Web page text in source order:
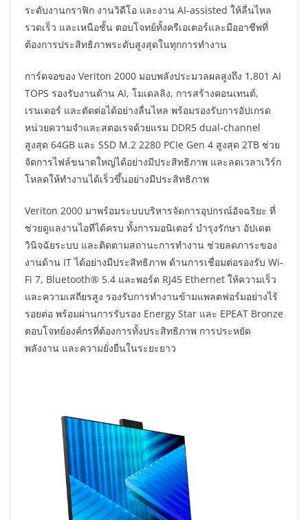
ระดับงานกราฟิก งานวิดีโอ และงาน AI-assisted ให้ลื่นไหล
รวดเร็ว และเหนือชั้น ตอบโจทย์ทั้งครีเอเตอร์และมืออาชีพที่
ต้องการประสิทธิภาพระดับสูงสุดในทุกการทำงาน
การ์ดจอของ Veriton 2000 มอบพลังประมวลผลสูงถึง 1,801 AI
TOPS รองรับงานด้าน AI, โมเดลลิง, การสร้างคอนเทนต์,
เรนเดอร์ และตัดต่อได้อย่างลื่นไหล พร้อมรองรับการอัปเกรด
หน่วยความจำและสตอเรจด้วยแรม DDR5 dual-channel
สูงสุด 64GB และ SSD M.2 2280 PCIe Gen 4 สูงสุด 2TB ช่วย
จัดการไฟล์ขนาดใหญ่ได้อย่างมีประสิทธิภาพ และลดเวลาเวิร์ก
โหลดให้ทำงานได้เร็วขึ้นอย่างมีประสิทธิภาพ
Veriton 2000 มาพร้อมระบบบริหารจัดการอุปกรณ์อัจฉริยะ ที่
ช่วยดูแลงานไอทีได้ครบ ทั้งการมอนิเตอร์ บำรุงรักษา อัปเดต
วินิจฉัยระบบ และติดตามสถานะการทำงาน ช่วยลดภาระของ
งานด้าน IT ได้อย่างมีประสิทธิภาพ ด้านการเชื่อมต่อรองรับ Wi-
Fi 7, Bluetooth® 5.4 และพอร์ต RJ45 Ethernet ให้ความเร็ว
และความเสถียรสูง รองรับการทำงานข้ามแพลตฟอร์มอย่างไร้
รอยต่อ พร้อมผ่านการรับรอง Energy Star และ EPEAT Bronze
ตอบโจทย์องค์กรที่ต้องการทั้งประสิทธิภาพ การประหยัด
พลังงาน และความยั่งยืนในระยะยาว